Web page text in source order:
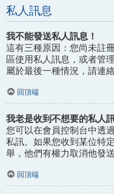
私人訊息
我不能發送私人訊息！
這有三種原因：您尚未註
區使用私人訊息，或者管
屬於最後一種情況，請連
回頂端
我老是收到不想要的私人訊
您可以在會員控制台中透
私訊。如果您收到某位特
舉，他們有權力取消他發
回頂端